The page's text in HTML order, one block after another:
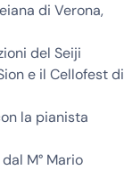
di Verona,
del Seiji
e il Cellofest di
la pianista
M° Mario